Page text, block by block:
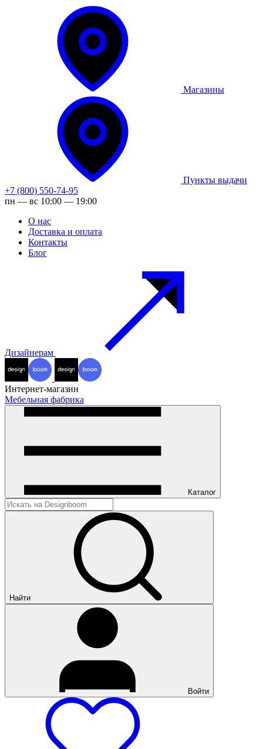
Магазины
Пункты выдачи
+7 (800) 550-74-95
пн — вс 10:00 — 19:00
О нас
Доставка и оплата
Контакты
Блог
Дизайнерам
Интернет-магазин
Мебельная фабрика
Каталог
Найти
Войти